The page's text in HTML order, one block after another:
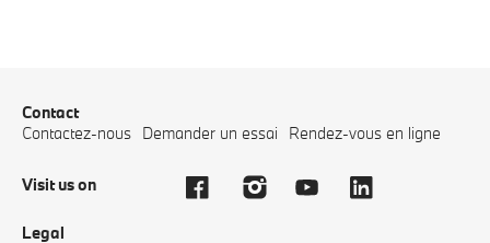
Contact
Contactez-nous Demander un essai Rendez-vous en ligne
Visit us on
Legal